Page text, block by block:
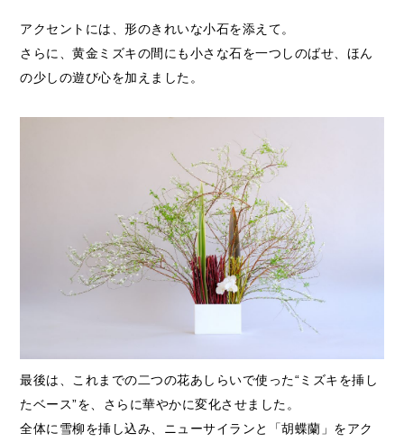
アクセントには、形のきれいな小石を添えて。
さらに、黄金ミズキの間にも小さな石を一つしのばせ、ほん
の少しの遊び心を加えました。
最後は、これまでの二つの花あしらいで使った“ミズキを挿し
たベース”を、さらに華やかに変化させました。
全体に雪柳を挿し込み、ニューサイランと「胡蝶蘭」をアク